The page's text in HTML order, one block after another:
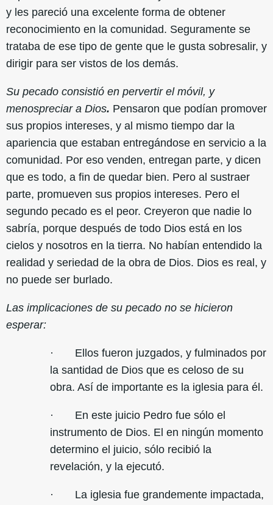
y les pareció una excelente forma de obtener
reconocimiento en la comunidad. Seguramente se
trataba de ese tipo de gente que le gusta sobresalir, y
dirigir para ser vistos de los demás.
Su pecado consistió en pervertir el móvil, y
menospreciar a Dios. Pensaron que podían promover
sus propios intereses, y al mismo tiempo dar la
apariencia que estaban entregándose en servicio a la
comunidad. Por eso venden, entregan parte, y dicen
que es todo, a fin de quedar bien. Pero al sustraer
parte, promueven sus propios intereses. Pero el
segundo pecado es el peor. Creyeron que nadie lo
sabría, porque después de todo Dios está en los
cielos y nosotros en la tierra. No habían entendido la
realidad y seriedad de la obra de Dios. Dios es real, y
no puede ser burlado.
Las implicaciones de su pecado no se hicieron
esperar:
· Ellos fueron juzgados, y fulminados por
la santidad de Dios que es celoso de su
obra. Así de importante es la iglesia para él.
· En este juicio Pedro fue sólo el
instrumento de Dios. El en ningún momento
determino el juicio, sólo recibió la
revelación, y la ejecutó.
· La iglesia fue grandemente impactada,